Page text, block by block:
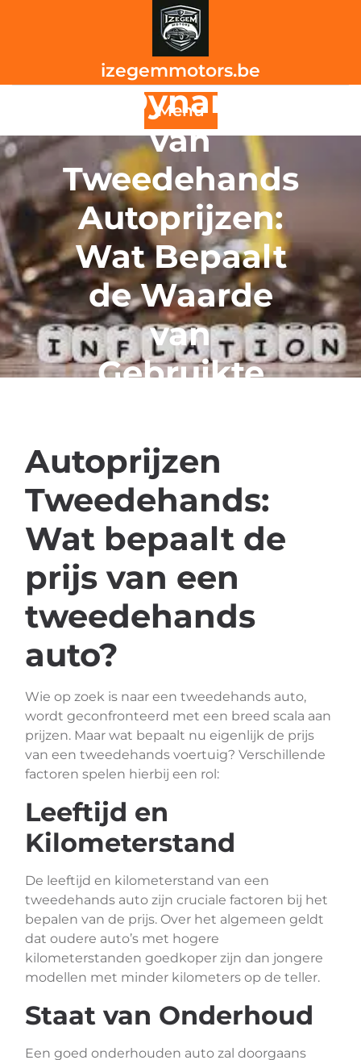
izegemmotors.be
Menu
De Dynamiek
van
Tweedehands
Autoprijzen:
Wat Bepaalt
de Waarde
van
Gebruikte
Autoprijzen
Tweedehands:
Wat bepaalt de
prijs van een
tweedehands
auto?
Wie op zoek is naar een tweedehands auto,
wordt geconfronteerd met een breed scala aan
prijzen. Maar wat bepaalt nu eigenlijk de prijs
van een tweedehands voertuig? Verschillende
factoren spelen hierbij een rol:
Leeftijd en
Kilometerstand
De leeftijd en kilometerstand van een
tweedehands auto zijn cruciale factoren bij het
bepalen van de prijs. Over het algemeen geldt
dat oudere auto’s met hogere
kilometerstanden goedkoper zijn dan jongere
modellen met minder kilometers op de teller.
Staat van Onderhoud
Een goed onderhouden auto zal doorgaans